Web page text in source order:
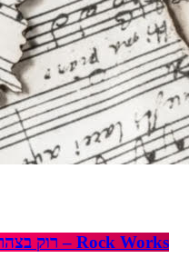
רוק בצהריים תכנית מס. 173 – 28.07.23 – Rock Works